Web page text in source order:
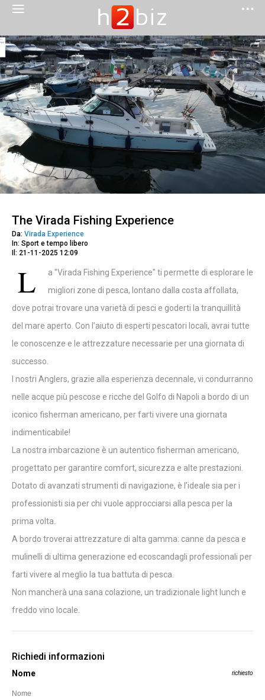
The Virada Fishing Experience
Da: Virada Experience
In: Sport e tempo libero
Il: 21-11-2025 12:09
L
a "Virada Fishing Experience" ti permette di esplorare le
migliori zone di pesca, lontano dalla costa affollata,
dove potrai trovare una varietà di pesci e goderti la tranquillità
del mare aperto. Con l’aiuto di esperti pescatori locali, avrai tutte
le conoscenze e le attrezzature necessarie per una giornata di
successo.
I nostri Anglers, grazie alla esperienza decennale, vi condurranno
nelle acque più pescose e ricche del Golfo di Napoli a bordo di un
iconico fisherman americano, per farti vivere una giornata
indimenticabile!
La nostra imbarcazione è un autentico fisherman americano,
progettato per garantire comfort, sicurezza e alte prestazioni.
Dotato di avanzati strumenti di navigazione, è l’ideale sia per i
professionisti sia per chi vuole approcciarsi alla pesca per la
prima volta.
A bordo troverai attrezzature di alta gamma: canne da pesca e
mulinelli di ultima generazione ed ecoscandagli professionali per
farti vivere al meglio la tua battuta di pesca.
Non mancherà una sana colazione, un tradizionale light lunch e
freddo vino locale.
Richiedi informazioni
Nome richiesto